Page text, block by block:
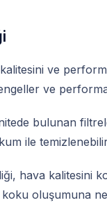
ve
ve
bulunan
ile
hava kalitesini
oluşumuna